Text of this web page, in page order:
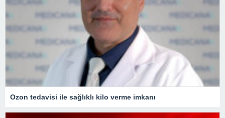
Ozon tedavisi ile sağlıklı kilo verme imkanı